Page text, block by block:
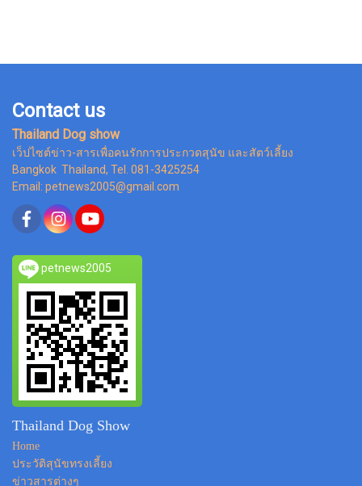
Contact us
Thailand Dog show
เว็ปไซต์ข่าว-สารเพื่อคนรักการประกวดสุนัข และสัตว์เลี้ยง
Bangkok Thailand, Tel. 081-3425254
Email: petnews2005@gmail.com
petnews2005
Thailand Dog Show
Home
ประวัติสุนัขทรงเลี้ยง
ข่าวสารต่างๆ